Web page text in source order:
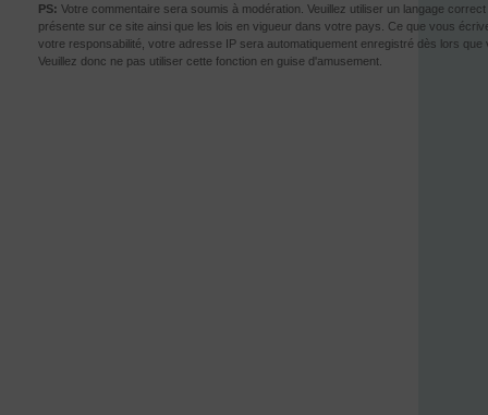
PS: Votre commentaire sera soumis à modération. Veuillez utiliser un langage
présente sur ce site ainsi que les lois en vigueur dans votre pays. Ce que vous
votre responsabilité, votre adresse IP sera automatiquement enregistré dès lors
Veuillez donc ne pas utiliser cette fonction en guise d'amusement.